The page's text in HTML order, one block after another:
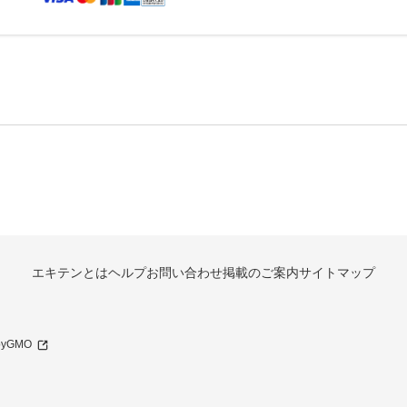
エキテンとはヘルプお問い合わせ掲載のご案内サイトマップ